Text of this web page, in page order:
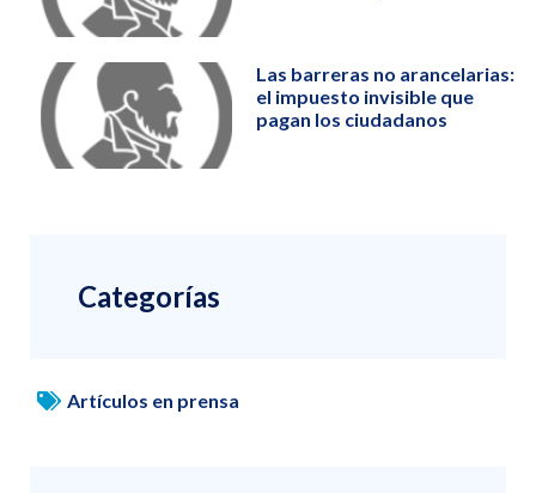
Las barreras no arancelarias:
el impuesto invisible que
pagan los ciudadanos
Categorías
Artículos en prensa